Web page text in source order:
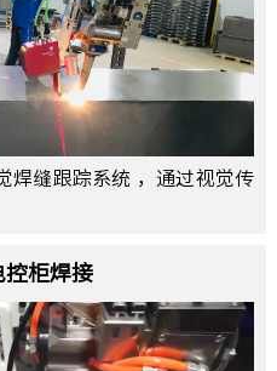
焊缝跟踪系统 ，通过视觉传
控柜焊接